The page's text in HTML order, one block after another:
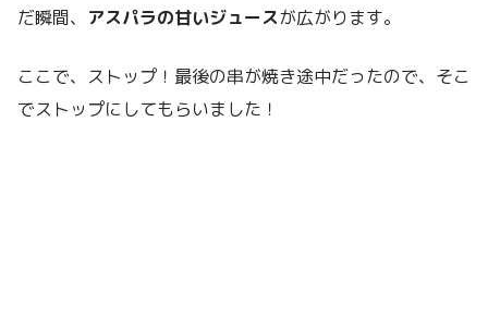
だ瞬間、 アスパラの甘いジュースが広がります。
ここで、ストップ！最後の串が焼き途中だったので、そこ
でストップにしてもらいました！